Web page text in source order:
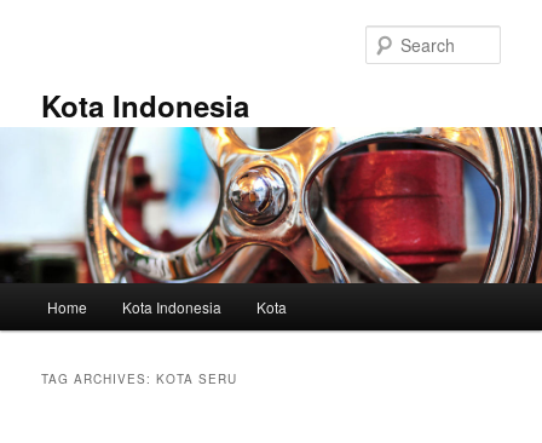
Kota Indonesia
Home Kota Indonesia Kota
TAG ARCHIVES:KOTA SERU